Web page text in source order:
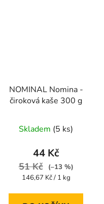
NOMINAL Nomina -
čiroková kaše 300 g
Skladem (5 ks)
44 Kč
51 Kč
(–13 %)
Měrná
146,67 Kč / 1 kg